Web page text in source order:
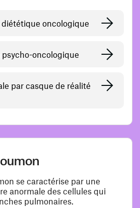
oncologique
oncologique
par casque de réalité
se caractérise par une
anormale des cellules qui
pulmonaires.